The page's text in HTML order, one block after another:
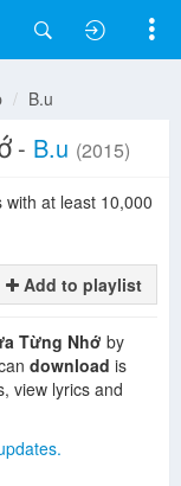
B.u
- B.u (2015)
at least 10,000
Add to playlist
Từng Nhớ by
download is
view lyrics and